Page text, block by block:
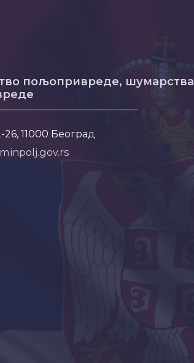
пољопривреде, шумарства
11000 Београд